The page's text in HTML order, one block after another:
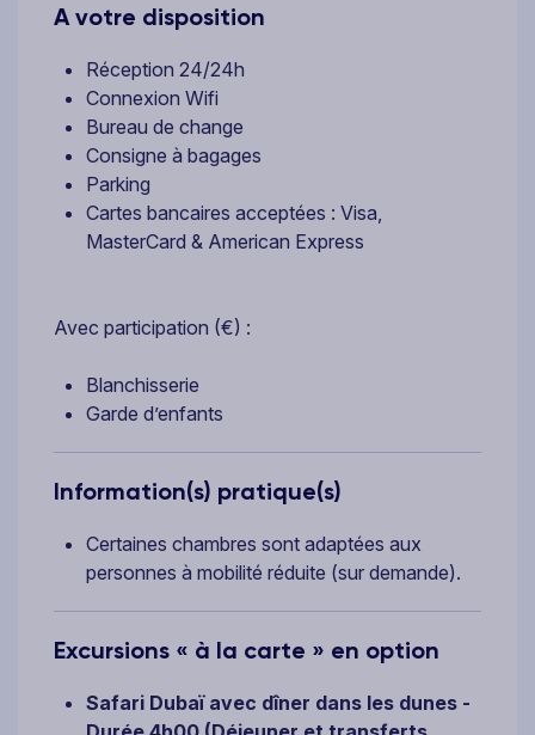
A votre disposition
Réception 24/24h
Connexion Wifi
Bureau de change
Consigne à bagages
Parking
Cartes bancaires acceptées : Visa,
MasterCard & American Express
Avec participation (€) :
Blanchisserie
Garde d’enfants
Information(s) pratique(s)
Certaines chambres sont adaptées aux
personnes à mobilité réduite (sur demande).
Excursions « à la carte » en option
Safari Dubaï avec dîner dans les dunes -